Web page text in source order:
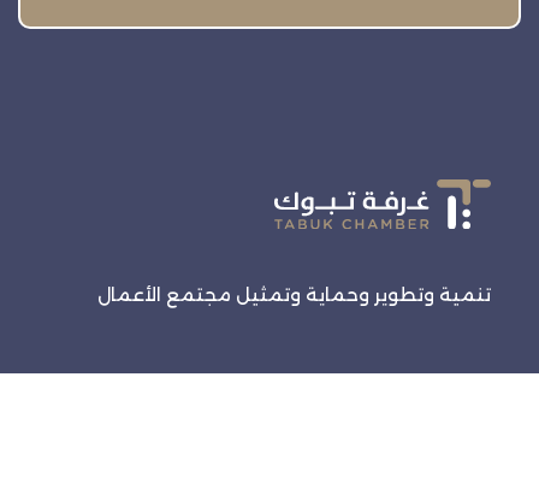
تنمية وتطوير وحماية وتمثيل مجتمع الأعمال